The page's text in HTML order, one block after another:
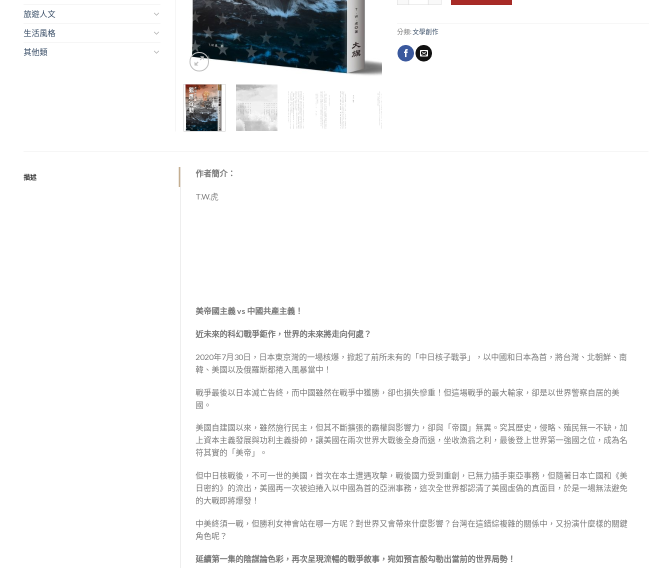
分類:文學創作
旅遊人文
生活風格
其他類
描述 作者簡介：
T.W.虎
美帝國主義 vs 中國共產主義！
近未來的科幻戰爭鉅作，世界的未來將走向何處？
2020年7月30日，日本東京灣的一場核爆，掀起了前所未有的「中日核子戰爭」，以中國和日本為首，將台灣、北朝鮮、南
韓、美國以及俄羅斯都捲入風暴當中！
戰爭最後以日本滅亡告終，而中國雖然在戰爭中獲勝，卻也損失慘重！但這場戰爭的最大輸家，卻是以世界警察自居的美
國。
美國自建國以來，雖然施行民主，但其不斷擴張的霸權與影響力，卻與「帝國」無異。究其歷史，侵略、殖民無一不缺，加
上資本主義發展與功利主義掛帥，讓美國在兩次世界大戰後全身而退，坐收漁翁之利，最後登上世界第一強國之位，成為名
符其實的「美帝」。
但中日核戰後，不可一世的美國，首次在本土遭遇攻擊，戰後國力受到重創，已無力插手東亞事務，但隨著日本亡國和《美
日密約》的流出，美國再一次被迫捲入以中國為首的亞洲事務，這次全世界都認清了美國虛偽的真面目，於是一場無法避免
的大戰即將爆發！
中美終須一戰，但勝利女神會站在哪一方呢？對世界又會帶來什麼影響？台灣在這錯綜複雜的關係中，又扮演什麼樣的關鍵
角色呢？
延續第一集的陰謀論色彩，再次呈現流暢的戰爭敘事，宛如預言般勾勒出當前的世界局勢！